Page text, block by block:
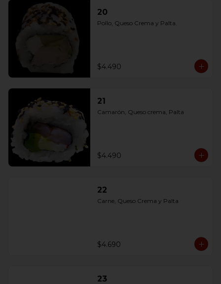
20
Pollo, Queso Crema y Palta.
$4.490
21
Camarón, Queso crema, Palta
$4.490
22
Carne, Queso Crema y Palta
$4.690
23